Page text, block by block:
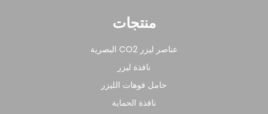
منتجات
عناصر ليزر CO2 البصرية
نافذة ليزر
حامل فوهات الليزر
نافذة الحماية